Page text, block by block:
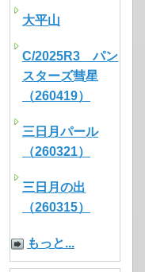
大平山
C/2025R3 パン
スターズ彗星
（260419）
三日月パール
（260321）
三日月の出
（260315）
もっと...